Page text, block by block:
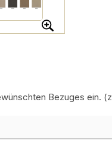
Bezuges ein. (z.